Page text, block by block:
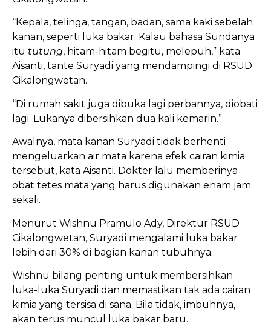
“Kepala, telinga, tangan, badan, sama kaki sebelah
kanan, seperti luka bakar. Kalau bahasa Sundanya
itu tutung, hitam-hitam begitu, melepuh,” kata
Aisanti, tante Suryadi yang mendampingi di RSUD
Cikalongwetan.
“Di rumah sakit juga dibuka lagi perbannya, diobati
lagi. Lukanya dibersihkan dua kali kemarin.”
Awalnya, mata kanan Suryadi tidak berhenti
mengeluarkan air mata karena efek cairan kimia
tersebut, kata Aisanti. Dokter lalu memberinya
obat tetes mata yang harus digunakan enam jam
sekali.
Menurut Wishnu Pramulo Ady, Direktur RSUD
Cikalongwetan, Suryadi mengalami luka bakar
lebih dari 30% di bagian kanan tubuhnya.
Wishnu bilang penting untuk membersihkan
luka-luka Suryadi dan memastikan tak ada cairan
kimia yang tersisa di sana. Bila tidak, imbuhnya,
akan terus muncul luka bakar baru.